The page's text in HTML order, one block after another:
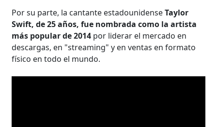
Por su parte, la cantante estadounidenseTaylor
Swift, de 25 años, fue nombrada como la artista
más popular de 2014 por liderar el mercado en
descargas, en "streaming" y en ventas en formato
físico en todo el mundo.